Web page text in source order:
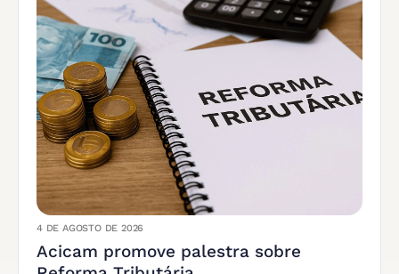
4 DE AGOSTO DE 2026
Acicam promove palestra sobre